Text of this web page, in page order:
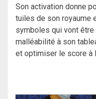
Son activation donne
tuiles de son royaume
symboles qui vont être
malléabilité à son
et optimiser le score à